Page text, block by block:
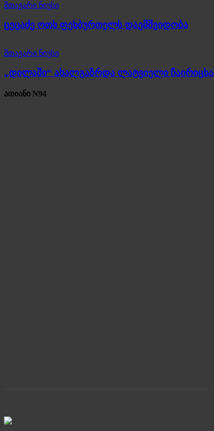
მთავარი ნიუსი
ცეცაძე ოთხ ფეხბურთელს დაემშვიდობა
მთავარი ნიუსი
„დილაში“ ახალგაზრდა ლატვიელი ჩაირიცხა
ათიანი N94